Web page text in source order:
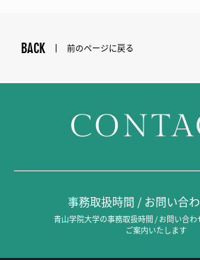
BACK 前のページに戻る
事務取扱時間 / お問い合
青山学院大学の事務取扱時間 / お問い合
ご案内いたします